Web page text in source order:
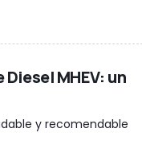
MHEV: un
y recomendable